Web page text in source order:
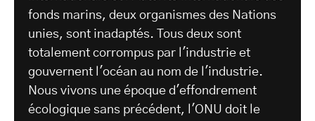
fonds marins, deux organismes des Nations
unies, sont inadaptés. Tous deux sont
totalement corrompus par l'industrie et
gouvernent l'océan au nom de l'industrie.
Nous vivons une époque d'effondrement
écologique sans précédent, l'ONU doit le